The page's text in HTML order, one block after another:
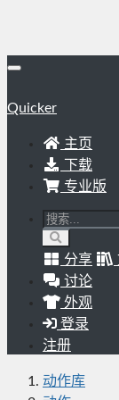
Quicker
主页
下载
专业版
分享
讨论
外观
登录
注册
动作库